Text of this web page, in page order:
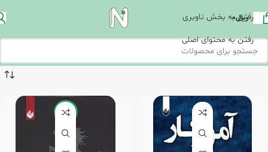
رفتن به بخش ناوبری
رفتن به محتوای اصلی
ریال0
-15%